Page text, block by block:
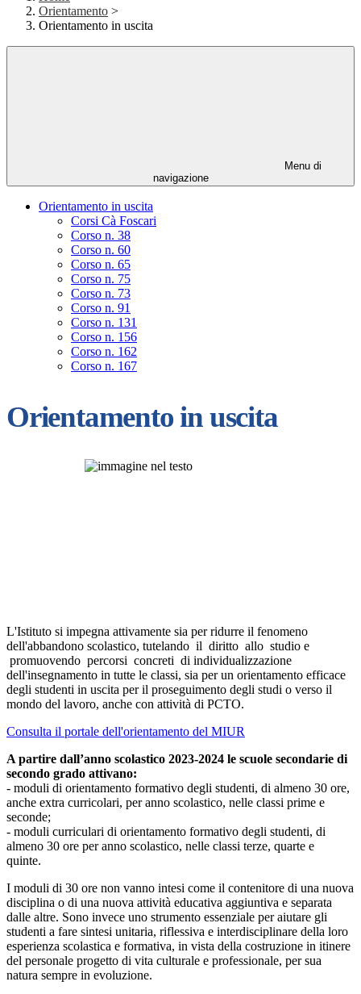
Orientamento >
Orientamento in uscita
Menu di
navigazione
Orientamento in uscita
Corsi Cà Foscari
Corso n. 38
Corso n. 60
Corso n. 65
Corso n. 75
Corso n. 73
Corso n. 91
Corso n. 131
Corso n. 156
Corso n. 162
Corso n. 167
Orientamento in uscita
L'Istituto si impegna attivamente sia per ridurre il fenomeno
dell'abbandono scolastico, tutelando il diritto allo studio e
promuovendo percorsi concreti di individualizzazione
dell'insegnamento in tutte le classi, sia per un orientamento efficace
degli studenti in uscita per il proseguimento degli studi o verso il
mondo del lavoro, anche con attività di PCTO.
Consulta il portale dell'orientamento del MIUR
A partire dall’anno scolastico 2023-2024 le scuole secondarie di
secondo grado attivano:
- moduli di orientamento formativo degli studenti, di almeno 30 ore,
anche extra curricolari, per anno scolastico, nelle classi prime e
seconde;
- moduli curriculari di orientamento formativo degli studenti, di
almeno 30 ore per anno scolastico, nelle classi terze, quarte e
quinte.
I moduli di 30 ore non vanno intesi come il contenitore di una nuova
disciplina o di una nuova attività educativa aggiuntiva e separata
dalle altre. Sono invece uno strumento essenziale per aiutare gli
studenti a fare sintesi unitaria, riflessiva e interdisciplinare della loro
esperienza scolastica e formativa, in vista della costruzione in itinere
del personale progetto di vita culturale e professionale, per sua
natura sempre in evoluzione.